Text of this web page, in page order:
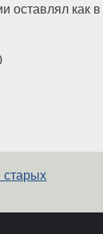
оставлял как
старых